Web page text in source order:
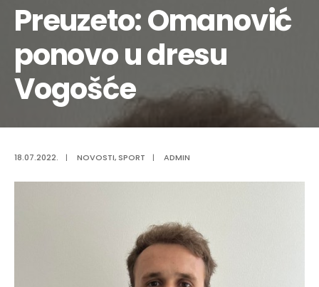
Preuzeto: Omanović
ponovo u dresu
Vogošće
18.07.2022. | NOVOSTI, SPORT | ADMIN